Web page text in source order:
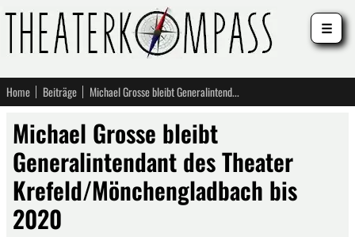
Home Beiträge Michael Grosse bleibt Generalintendant des Theater Krefeld/Mönchengladbach bis 2020
Michael Grosse bleibt
Generalintendant des Theater
Krefeld/Mönchengladbach bis
2020
☰